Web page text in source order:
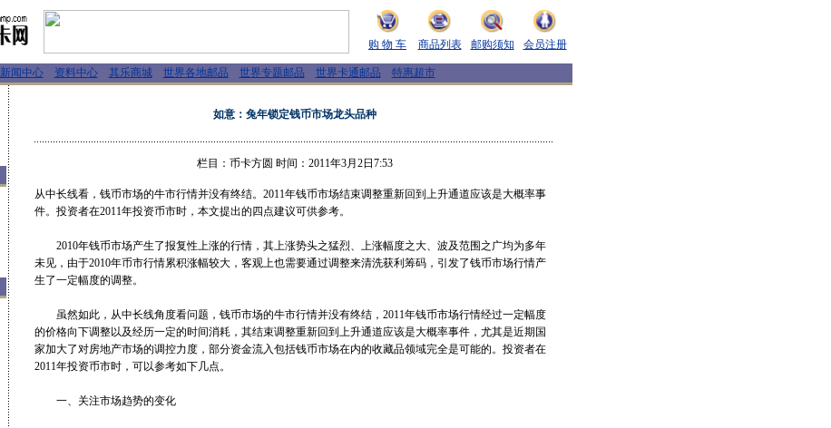
购 物 车 商品列表 邮购须知 会员注册
新闻中心 资料中心 其乐商城 世界各地邮品 世界专题邮品 世界卡通邮品 特惠超市
如意：兔年锁定钱币市场龙头品种
栏目：币卡方圆 时间：2011年3月2日7:53
从中长线看，钱币市场的牛市行情并没有终结。2011年钱币市场结束调整重新回到上升通道应该是大概率事
件。投资者在2011年投资币市时，本文提出的四点建议可供参考。
2010年钱币市场产生了报复性上涨的行情，其上涨势头之猛烈、上涨幅度之大、波及范围之广均为多年
未见，由于2010年币市行情累积涨幅较大，客观上也需要通过调整来清洗获利筹码，引发了钱币市场行情产
生了一定幅度的调整。
虽然如此，从中长线角度看问题，钱币市场的牛市行情并没有终结，2011年钱币市场行情经过一定幅度
的价格向下调整以及经历一定的时间消耗，其结束调整重新回到上升通道应该是大概率事件，尤其是近期国
家加大了对房地产市场的调控力度，部分资金流入包括钱币市场在内的收藏品领域完全是可能的。投资者在
2011年投资币市时，可以参考如下几点。
一、关注市场趋势的变化